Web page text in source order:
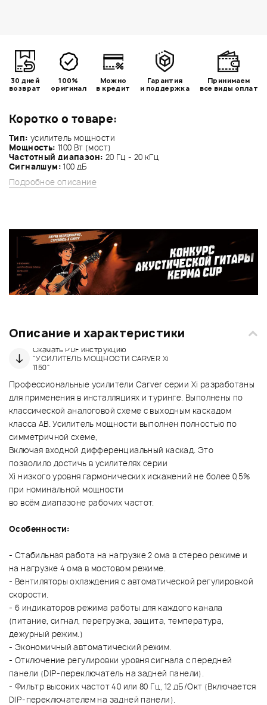
Коротко о товаре:
Тип: усилитель мощности
Мощность: 1100 Вт (мост)
Частотный диапазон: 20 Гц - 20 кГц
Сигналшум: 100 дБ
Подробное описание
30 дней
возврат
100%
оригинал
Можно
в кредит
Гарантия
и поддержка
Принимаем
все виды оплат
Описание и характеристики
Скачать PDF инструкцию
"УСИЛИТЕЛЬ МОЩНОСТИ CARVER Xi
1150"
Профессиональные усилители Carver серии Xi разработаны
для применения в инсталляциях и туринге. Выполнены по
классической аналоговой схеме с выходным каскадом
класса AB. Усилитель мощности выполнен полностью по
симметричной схеме,
Включая входной дифференциальный каскад. Это
позволило достичь в усилителях серии
Xi низкого уровня гармонических искажений не более 0,5%
при номинальной мощности
во всём диапазоне рабочих частот.
Особенности:
- Стабильная работа на нагрузке 2 ома в стерео режиме и
на нагрузке 4 ома в мостовом режиме.
- Вентиляторы охлаждения с автоматической регулировкой
скорости.
- 6 индикаторов режима работы для каждого канала
(питание, сигнал, перегрузка, защита, температура,
дежурный режим.)
- Экономичный автоматический режим.
- Отключение регулировки уровня сигнала с передней
панели (DIP-переключатель на задней панели).
- Фильтр высоких частот 40 или 80 Гц, 12 дБ/Окт (Включается
DIP-переключателем на задней панели).